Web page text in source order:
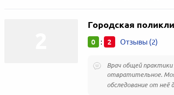
Городская
0 : 2 Отзывы (2)
Врач общей
отвратительное. Моя
обследование от неё